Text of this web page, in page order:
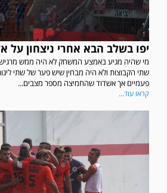
יפו בשלב הבא אחרי ניצחון על
מי שהיה מגיע באמצע המשחק לא היה ממש
שתי הקבוצות ולא היה מבחין שיש פער של שתי
פעמיים אך אשדוד שהחמיצה מספר מצבים...
קראו עוד...